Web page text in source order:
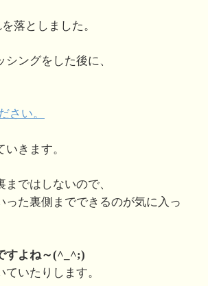
落としました。
ングをした後に、
さい。
きます。
ではしないので、
た裏側までできるのが気に入っ
すよね～(^_^;)
いたりします。